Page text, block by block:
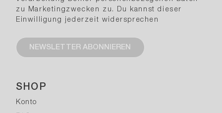
SHOP
Konto
zu Marketingzwecken zu. Du kannst dieser
Einwilligung jederzeit widersprechen
NEWSLETTER ABONNIEREN